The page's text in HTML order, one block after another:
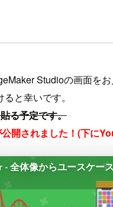
Studioの画面を
と幸いです。
る予定です。
開されました！(下に